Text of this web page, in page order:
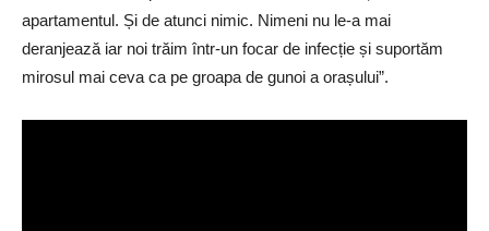
apartamentul. Și de atunci nimic. Nimeni nu le-a mai
deranjează iar noi trăim într-un focar de infecție și suportăm
mirosul mai ceva ca pe groapa de gunoi a orașului”.